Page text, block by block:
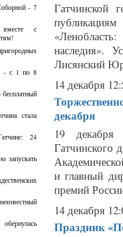
- 7
с
- с 1 по 8
стала
24
запускать
Гатчинской
наследия».
Лисянский
14 декабря
декабря
19 декабря
Гатчинского
и главный
премий
14 декабря
Праздник